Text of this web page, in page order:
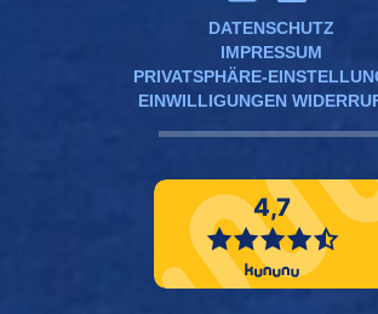
DATENSCHUTZ
IMPRESSUM
PRIVATSPHÄRE-
EINWILLIGUNGEN